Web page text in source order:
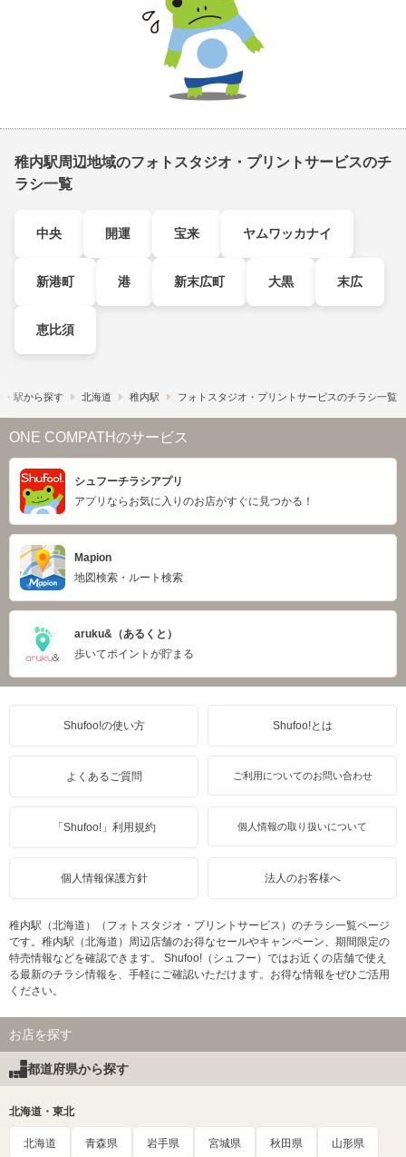
稚内駅周辺地域のフォトスタジオ・プリントサービスのチ
ラシ一覧
中央 開運 宝来 ヤムワッカナイ
新港町 港 新末広町 大黒 末広
恵比須
・駅から探す 北海道 稚内駅 フォトスタジオ・プリントサービスのチラシ一覧
ONE COMPATHのサービス
シュフーチラシアプリ
アプリならお気に入りのお店がすぐに見つかる！
Mapion
地図検索・ルート検索
aruku&（あるくと）
歩いてポイントが貯まる
Shufoo!の使い方 Shufoo!とは
よくあるご質問 ご利用についてのお問い合わせ
「Shufoo!」利用規約 個人情報の取り扱いについて
個人情報保護方針 法人のお客様へ
稚内駅（北海道）（フォトスタジオ・プリントサービス）のチラシ一覧ページ
です。稚内駅（北海道）周辺店舗のお得なセールやキャンペーン、期間限定の
特売情報などを確認できます。 Shufoo!（シュフー）ではお近くの店舗で使え
る最新のチラシ情報を、手軽にご確認いただけます。お得な情報をぜひご活用
ください。
お店を探す
都道府県から探す
北海道・東北
北海道 青森県 岩手県 宮城県 秋田県 山形県